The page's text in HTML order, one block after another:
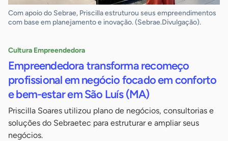
Com apoio do Sebrae, Priscilla estruturou seus empreendimentos
com base em planejamento e inovação. (Sebrae.Divulgação).
Cultura Empreendedora
Empreendedora transforma recomeço
profissional em negócio focado em conforto
e bem-estar em São Luís (MA)
Priscilla Soares utilizou plano de negócios, consultorias e
soluções do Sebraetec para estruturar e ampliar seus
negócios.